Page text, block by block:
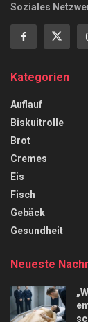
Soziales
Kategorien
Auflauf
Biskuitrolle
Brot
Cremes
Eis
Fisch
Gebäck
Gesundheit
Neueste